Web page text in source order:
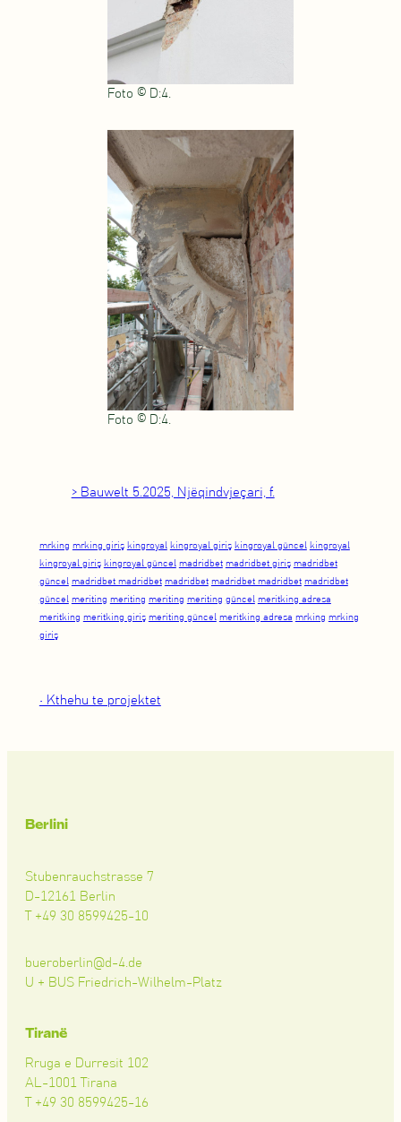
Foto © D:4.
Foto © D:4.
> Bauwelt 5.2025, Njëqindvjeçari, f.
mrking mrking giriş kingroyal kingroyal giriş kingroyal güncel kingroyal
kingroyal giriş kingroyal güncel madridbet madridbet giriş madridbet
güncel madridbet madridbet madridbet madridbet madridbet madridbet
güncel meriting meriting meriting meriting güncel meritking adresa
meritking meritking giriş meriting güncel meritking adresa mrking mrking
giriş
• Kthehu te projektet
Berlini
Stubenrauchstrasse 7
D-12161 Berlin
T +49 30 8599425-10
bueroberlin@d-4.de
U + BUS Friedrich-Wilhelm-Platz
Tiranë
Rruga e Durresit 102
AL-1001 Tirana
T +49 30 8599425-16